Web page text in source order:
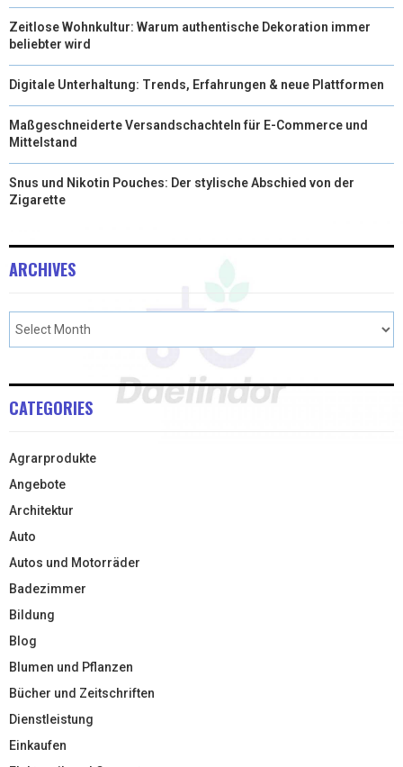
Zeitlose Wohnkultur: Warum authentische Dekoration immer
beliebter wird
Digitale Unterhaltung: Trends, Erfahrungen & neue Plattformen
Maßgeschneiderte Versandschachteln für E-Commerce und
Mittelstand
Snus und Nikotin Pouches: Der stylische Abschied von der
Zigarette
ARCHIVES
CATEGORIES
Agrarprodukte
Angebote
Architektur
Auto
Autos und Motorräder
Badezimmer
Bildung
Blog
Blumen und Pflanzen
Bücher und Zeitschriften
Dienstleistung
Einkaufen